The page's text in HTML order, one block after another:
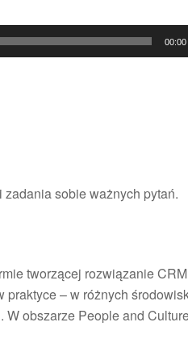
00:00
zadania sobie ważnych pytań.
tworzącej rozwiązanie
praktyce – w różnych
obszarze People and